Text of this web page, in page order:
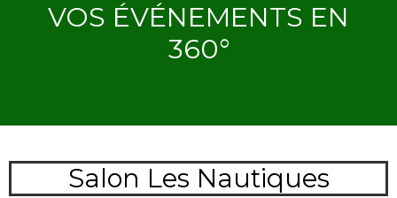
VOS ÉVÉNEMENTS EN
360°
Salon Les Nautiques